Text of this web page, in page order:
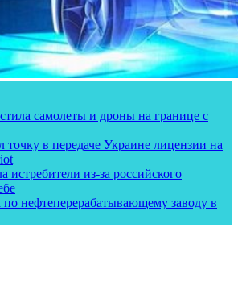
самолеты и дроны на границе с
точку в передаче Украине лицензии на
истребители из-за российского
по нефтеперерабатывающему заводу в